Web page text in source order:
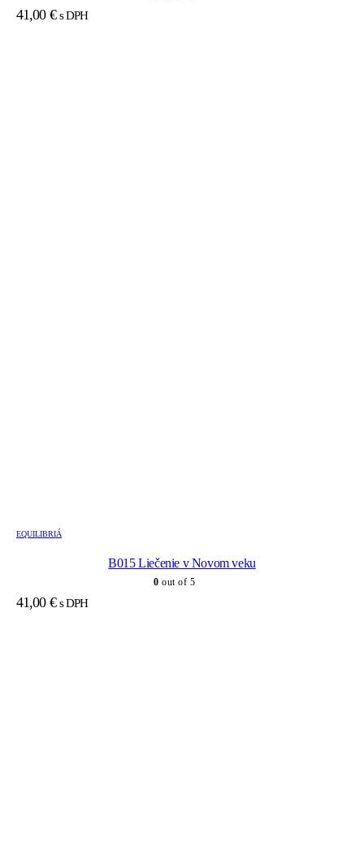
41,00 € s DPH
EQUILIBRIÁ
B015 Liečenie v Novom veku
0 out of 5
41,00 € s DPH